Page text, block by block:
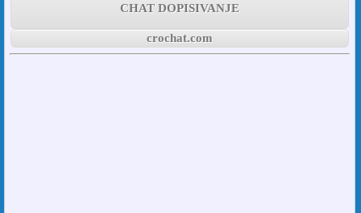
CHAT DOPISIVANJE
crochat.com